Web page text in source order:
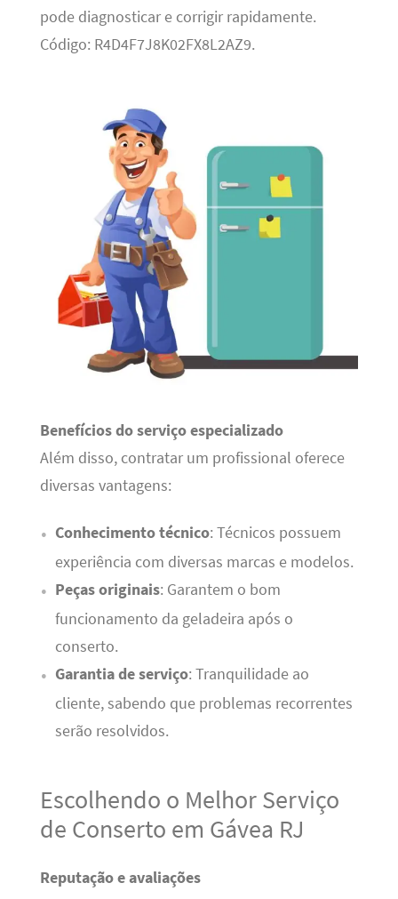
pode diagnosticar e corrigir rapidamente.
Código: R4D4F7J8K02FX8L2AZ9.
Benefícios do serviço especializado
Além disso, contratar um profissional oferece
diversas vantagens:
Conhecimento técnico: Técnicos possuem
experiência com diversas marcas e modelos.
Peças originais: Garantem o bom
funcionamento da geladeira após o
conserto.
Garantia de serviço: Tranquilidade ao
cliente, sabendo que problemas recorrentes
serão resolvidos.
Escolhendo o Melhor Serviço
de Conserto em Gávea RJ
Reputação e avaliações